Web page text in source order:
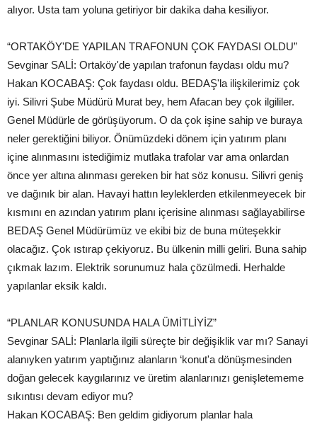
alıyor. Usta tam yoluna getiriyor bir dakika daha kesiliyor.
“ORTAKÖY'DE YAPILAN TRAFONUN ÇOK FAYDASI OLDU”
Sevginar SALİ: Ortaköy'de yapılan trafonun faydası oldu mu?
Hakan KOCABAŞ: Çok faydası oldu. BEDAŞ'la ilişkilerimiz çok
iyi. Silivri Şube Müdürü Murat bey, hem Afacan bey çok ilgililer.
Genel Müdürle de görüşüyorum. O da çok işine sahip ve buraya
neler gerektiğini biliyor. Önümüzdeki dönem için yatırım planı
içine alınmasını istediğimiz mutlaka trafolar var ama onlardan
önce yer altına alınması gereken bir hat söz konusu. Silivri geniş
ve dağınık bir alan. Havayi hattın leyleklerden etkilenmeyecek bir
kısmını en azından yatırım planı içerisine alınması sağlayabilirse
BEDAŞ Genel Müdürümüz ve ekibi biz de buna müteşekkir
olacağız. Çok ıstırap çekiyoruz. Bu ülkenin milli geliri. Buna sahip
çıkmak lazım. Elektrik sorunumuz hala çözülmedi. Herhalde
yapılanlar eksik kaldı.
“PLANLAR KONUSUNDA HALA ÜMİTLİYİZ”
Sevginar SALİ: Planlarla ilgili süreçte bir değişiklik var mı? Sanayi
alanıyken yatırım yaptığınız alanların ‘konut'a dönüşmesinden
doğan gelecek kaygılarınız ve üretim alanlarınızı genişletememe
sıkıntısı devam ediyor mu?
Hakan KOCABAŞ: Ben geldim gidiyorum planlar hala